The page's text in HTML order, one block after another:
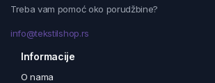
Treba vam pomoć oko porudžbine?
info@tekstilshop.rs
Informacije
O nama